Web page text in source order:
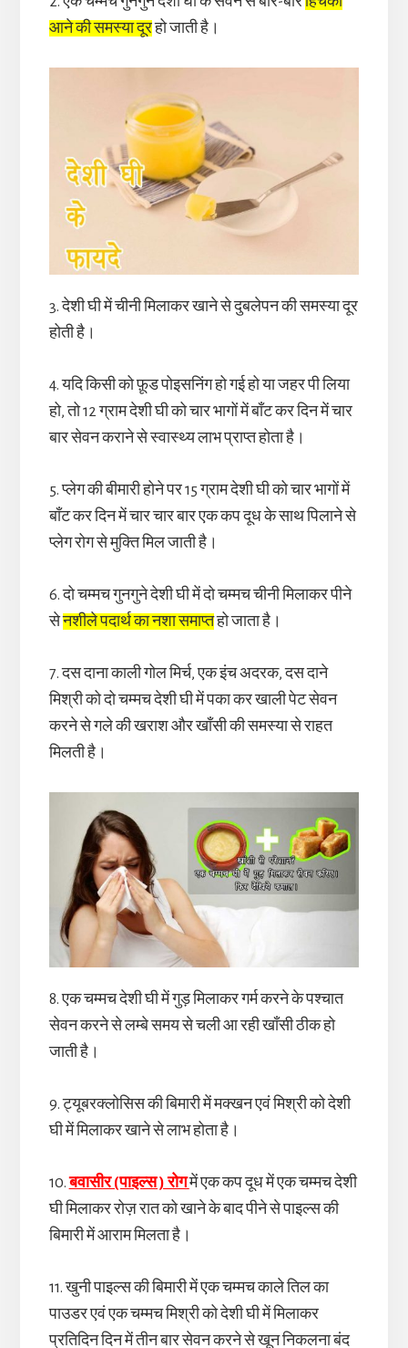
आने की समस्या दूरहो जाती है।
3. देशी घी में चीनी मिलाकर खाने से दुबलेपन की समस्या दूर
होती है।
4. यदि किसी को फ़ूड पोइसनिंग हो गई हो या जहर पी लिया
हो, तो 12 ग्राम देशी घी को चार भागों में बाँट कर दिन में चार
बार सेवन कराने से स्वास्थ्य लाभ प्राप्त होता है।
5. प्लेग की बीमारी होने पर 15 ग्राम देशी घी को चार भागों में
बाँट कर दिन में चार चार बार एक कप दूध के साथ पिलाने से
प्लेग रोग से मुक्ति मिल जाती है।
6. दो चम्मच गुनगुने देशी घी में दो चम्मच चीनी मिलाकर पीने
सेनशीले पदार्थ का नशा समाप्तहो जाता है।
7. दस दाना काली गोल मिर्च, एक इंच अदरक, दस दाने
मिश्री को दो चम्मच देशी घी में पका कर खाली पेट सेवन
करने से गले की खराश और खाँसी की समस्या से राहत
मिलती है।
8. एक चम्मच देशी घी में गुड़ मिलाकर गर्म करने के पश्चात
सेवन करने से लम्बे समय से चली आ रही खाँसी ठीक हो
जाती है।
9. ट्यूबरक्लोसिस की बिमारी में मक्खन एवं मिश्री को देशी
घी में मिलाकर खाने से लाभ होता है।
10.बवासीर (पाइल्स ) रोगमें एक कप दूध में एक चम्मच देशी
घी मिलाकर रोज़ रात को खाने के बाद पीने से पाइल्स की
बिमारी में आराम मिलता है।
11. खुनी पाइल्स की बिमारी में एक चम्मच काले तिल का
पाउडर एवं एक चम्मच मिश्री को देशी घी में मिलाकर
प्रतिदिन दिन में तीन बार सेवन करने से खून निकलना बंद